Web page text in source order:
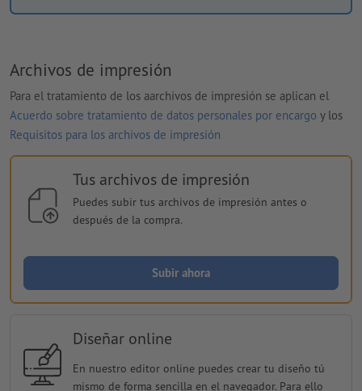
Archivos de impresión
Para el tratamiento de los aarchivos de impresión se aplican el
Acuerdo sobre tratamiento de datos personales por encargo y los
Requisitos para los archivos de impresión
Tus archivos de impresión
Puedes subir tus archivos de impresión antes o
después de la compra.
Subir ahora
Diseñar online
En nuestro editor online puedes crear tu diseño tú
mismo de forma sencilla en el navegador. Para ello